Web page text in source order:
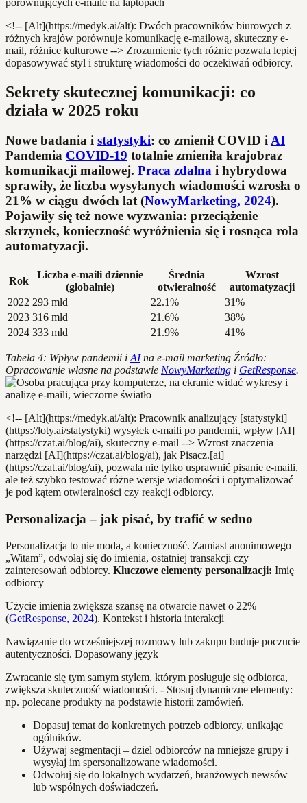
<!-- [Alt](https://medyk.ai/alt): Dwóch pracowników biurowych z
różnych krajów porównuje komunikację e-mailową, skuteczny e-
mail, różnice kulturowe --> Zrozumienie tych różnic pozwala lepiej
dopasowywać styl i strukturę wiadomości do oczekiwań odbiorcy.
Sekrety skutecznej komunikacji: co
działa w 2025 roku
Nowe badania i statystyki: co zmienił COVID iAI
Pandemia COVID-19 totalnie zmieniła krajobraz
komunikacji mailowej. Praca zdalna i hybrydowa
sprawiły, że liczba wysyłanych wiadomości wzrosła o
21% w ciągu dwóch lat (NowyMarketing, 2024).
Pojawiły się też nowe wyzwania: przeciążenie
skrzynek, konieczność wyróżnienia się i rosnąca rola
automatyzacji.
Rok
Liczba e-maili dziennie
(globalnie)
Średnia
otwieralność
Wzrost
automatyzacji
2022 293 mld 22.1%
31%
2023 316 mld 21.6%
38%
2024 333 mld 21.9% 41%
Tabela 4: Wpływ pandemii i AIna e-mail marketing Źródło:
Opracowanie własne na podstawie NowyMarketing i GetResponse.
<!-- [Alt](https://medyk.ai/alt): Pracownik analizujący [statystyki]
(https://loty.ai/statystyki) wysyłek e-maili po pandemii, wpływ [AI]
(https://czat.ai/blog/ai), skuteczny e-mail --> Wzrost znaczenia
narzędzi [AI](https://czat.ai/blog/ai), jak Pisacz.[ai]
(https://czat.ai/blog/ai), pozwala nie tylko usprawnić pisanie e-maili,
ale też szybko testować różne wersje wiadomości i optymalizować
je pod kątem otwieralności czy reakcji odbiorcy.
Personalizacja – jak pisać, by trafić w sedno
Personalizacja to nie moda, a konieczność. Zamiast anonimowego
„Witam”, odwołaj się do imienia, ostatniej transakcji czy
zainteresowań odbiorcy. Kluczowe elementy personalizacji: Imię
odbiorcy
Użycie imienia zwiększa szansę na otwarcie nawet o 22%
(GetResponse, 2024). Kontekst i historia interakcji
Nawiązanie do wcześniejszej rozmowy lub zakupu buduje poczucie
autentyczności. Dopasowany język
Zwracanie się tym samym stylem, którym posługuje się odbiorca,
zwiększa skuteczność wiadomości. - Stosuj dynamiczne elementy:
np. polecane produkty na podstawie historii zamówień.
Dopasuj temat do konkretnych potrzeb odbiorcy, unikając
ogólników.
Używaj segmentacji – dziel odbiorców na mniejsze grupy i
wysyłaj im spersonalizowane wiadomości.
Odwołuj się do lokalnych wydarzeń, branżowych newsów
lub wspólnych doświadczeń.